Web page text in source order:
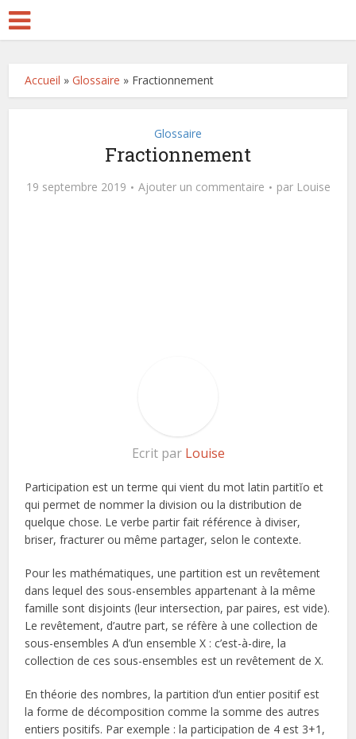
Accueil »Glossaire » Fractionnement
Glossaire
Fractionnement
19 septembre 2019 Ajouter un commentaire par Louise
Ecrit par Louise
Participation est un terme qui vient du mot latin partitĭo et
qui permet de nommer la division ou la distribution de
quelque chose. Le verbe partir fait référence à diviser,
briser, fracturer ou même partager, selon le contexte.
Pour les mathématiques, une partition est un revêtement
dans lequel des sous-ensembles appartenant à la même
famille sont disjoints (leur intersection, par paires, est vide).
Le revêtement, d’autre part, se réfère à une collection de
sous-ensembles A d’un ensemble X : c’est-à-dire, la
collection de ces sous-ensembles est un revêtement de X.
En théorie des nombres, la partition d’un entier positif est
la forme de décomposition comme la somme des autres
entiers positifs. Par exemple : la participation de 4 est 3+1,